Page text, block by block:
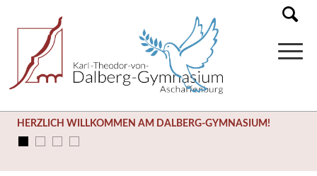
HERZLICH WILLKOMMEN AM DALBERG-GYMNASIUM!